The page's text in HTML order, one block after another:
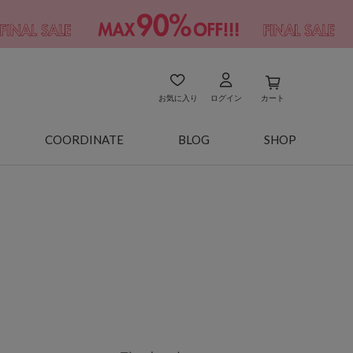
お気に入り ログイン カート
COORDINATE BLOG SHOP